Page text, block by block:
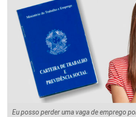
Eu posso perder uma vaga de emprego